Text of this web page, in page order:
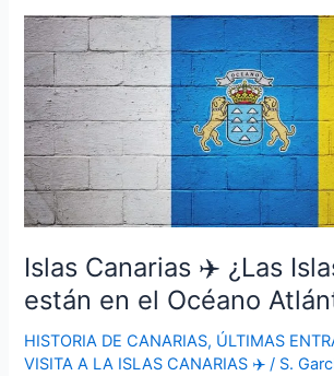
más
bonito
de
Gran
Canaria?
Islas Canarias ✈️ ¿Las
están en el Océano
HISTORIA DE CANARIAS, ÚLTIMAS
VISITA A LA ISLAS CANARIAS ✈️ / S.